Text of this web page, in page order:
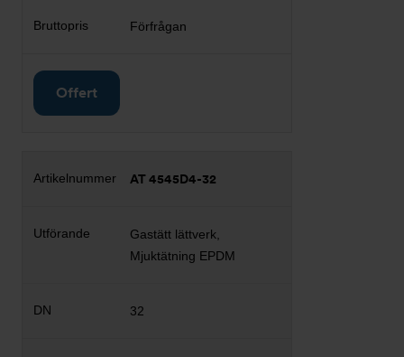
Förfrågan
Offert
AT 4545D4-32
Gastätt lättverk,
Mjuktätning EPDM
32